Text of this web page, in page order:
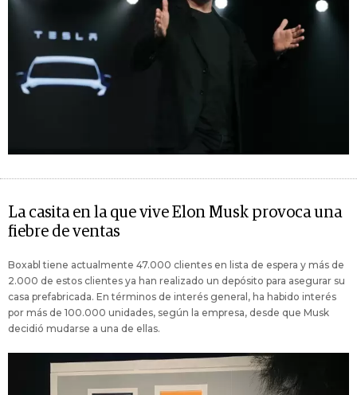
La casita en la que vive Elon Musk provoca una
fiebre de ventas
Boxabl tiene actualmente 47.000 clientes en lista de espera y más de
2.000 de estos clientes ya han realizado un depósito para asegurar su
casa prefabricada. En términos de interés general, ha habido interés
por más de 100.000 unidades, según la empresa, desde que Musk
decidió mudarse a una de ellas.